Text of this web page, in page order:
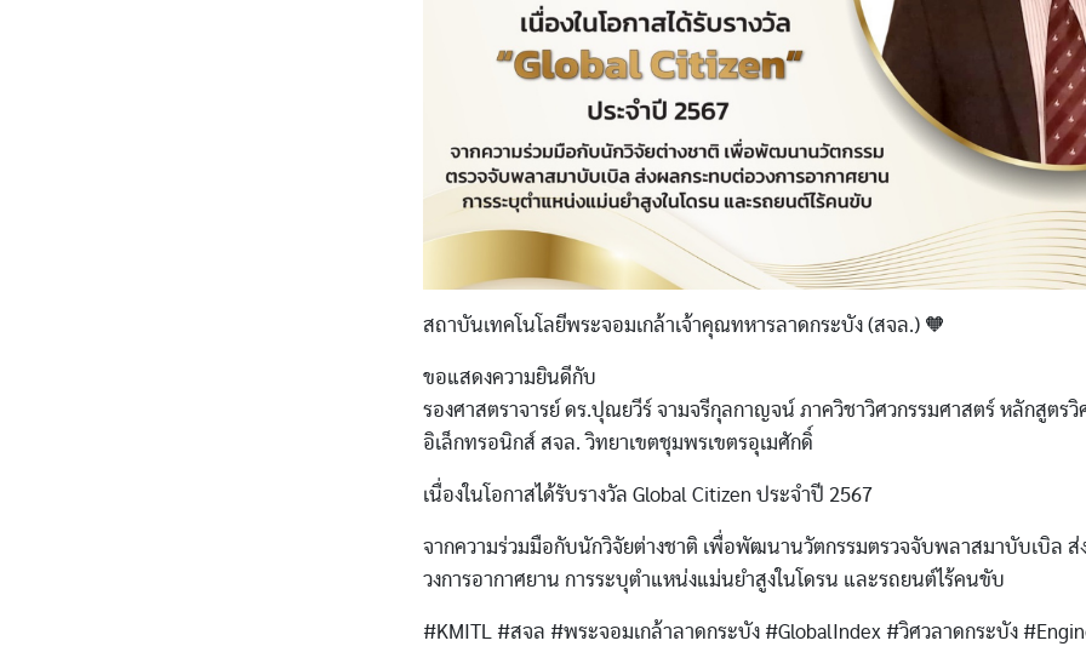
สถาบันเทคโนโลยีพระจอมเกล้าเจ้าคุณทหารลาดกระบัง (สจล.) 🧡
ขอแสดงความยินดีกับ
รองศาสตราจารย์ ดร.ปุณยวีร์ จามจรีกุลกาญจน์ ภาควิชาวิศวกรรมศาสตร์ หลักสูตรวิ
อิเล็กทรอนิกส์ สจล. วิทยาเขตชุมพรเขตรอุเมศักดิ์
เนื่องในโอกาสได้รับรางวัล Global Citizen ประจำปี 2567
จากความร่วมมือกับนักวิจัยต่างชาติ เพื่อพัฒนานวัตกรรมตรวจจับพลาสมาบับเบิล
วงการอากาศยาน การระบุตำแหน่งแม่นยำสูงในโดรน และรถยนต์ไร้คนขับ
#KMITL #สจล #พระจอมเกล้าลาดกระบัง #GlobalIndex #วิศวลาดกระบัง